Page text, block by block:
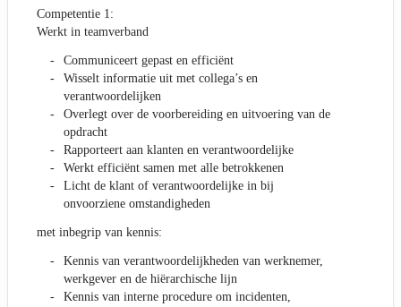
Competentie 1:
Werkt in teamverband
Communiceert gepast en efficiënt
Wisselt informatie uit met collega’s en
verantwoordelijken
Overlegt over de voorbereiding en uitvoering van de
opdracht
Rapporteert aan klanten en verantwoordelijke
Werkt efficiënt samen met alle betrokkenen
Licht de klant of verantwoordelijke in bij
onvoorziene omstandigheden
met inbegrip van kennis:
Kennis van verantwoordelijkheden van werknemer,
werkgever en de hiërarchische lijn
Kennis van interne procedure om incidenten,